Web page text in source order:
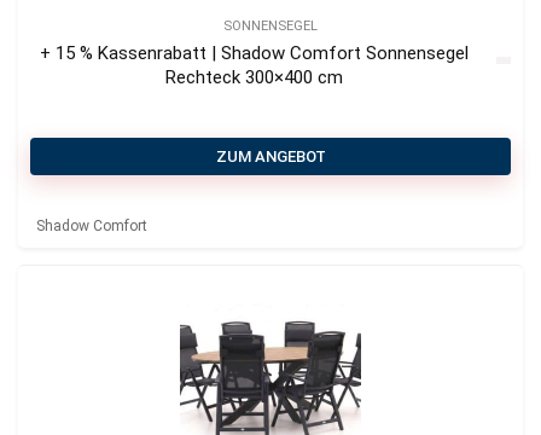
SONNENSEGEL
+ 15 % Kassenrabatt | Shadow Comfort Sonnensegel
Rechteck 300×400 cm
ZUM ANGEBOT
Shadow Comfort